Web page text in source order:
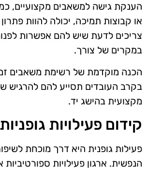
הענקת גישה למשאבים מקצועיים, כמו
או קבוצות תמיכה, יכולה להוות פתרון
צריכים לדעת שיש להם אפשרות
במקרים של צורך.
הכנה מוקדמת של רשימת משאבים
בקרב העובדים תסייע להם להרגיש
מקצועית בהישג יד.
קידום פעילויות גופניות
פעילות גופנית היא דרך מוכחת
הנפשית. ארגון פעילויות ספורטיביות